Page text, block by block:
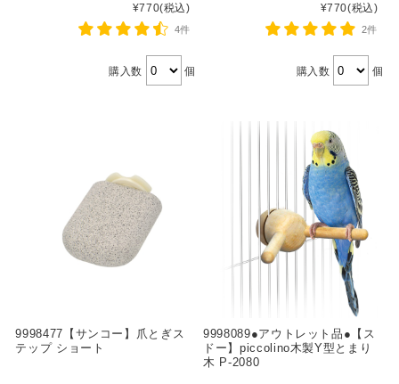
¥770(税込)
4件
購入数 個
¥770(税込)
2件
購入数 個
9998477【サンコー】爪とぎス
テップ ショート
9998089●アウトレット品●【ス
ドー】piccolino木製Y型とまり
木 P-2080